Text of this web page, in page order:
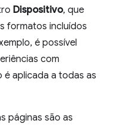
Dispositivo, que
formatos incluídos
é possível
com
é aplicada a todas as
páginas são as